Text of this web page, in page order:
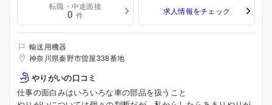
転職・中途面接
0 件 求人情報をチェック
輸送用機器
神奈川県秦野市曽屋338番地
やりがいの口コミ
仕事の面白みはいろいろな車の部品を扱うこと